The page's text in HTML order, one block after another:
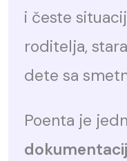
i česte
roditelja,
dete sa
Poenta je